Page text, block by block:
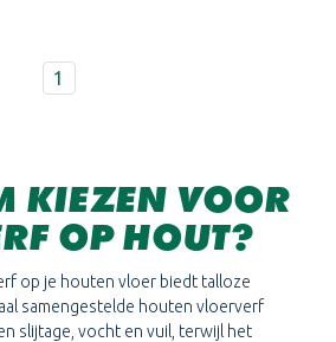
1
KIEZEN VOOR
OP HOUT?
op je houten vloer biedt talloze
samengestelde houten vloerverf
slijtage, vocht en vuil, terwijl het